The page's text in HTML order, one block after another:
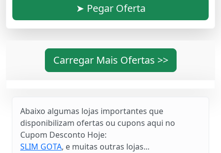
➤ Pegar Oferta
Carregar Mais Ofertas >>
Abaixo algumas lojas importantes que
disponibilizam ofertas ou cupons aqui no
Cupom Desconto Hoje:
SLIM GOTA, e muitas outras lojas...